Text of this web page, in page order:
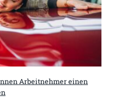
Arbeitnehmer einen